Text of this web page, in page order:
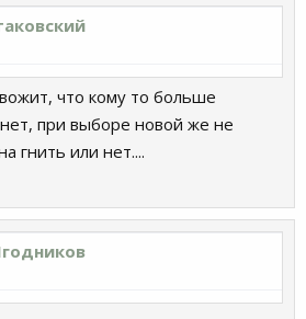
что кому то больше
при выборе новой же не
гнить или нет....